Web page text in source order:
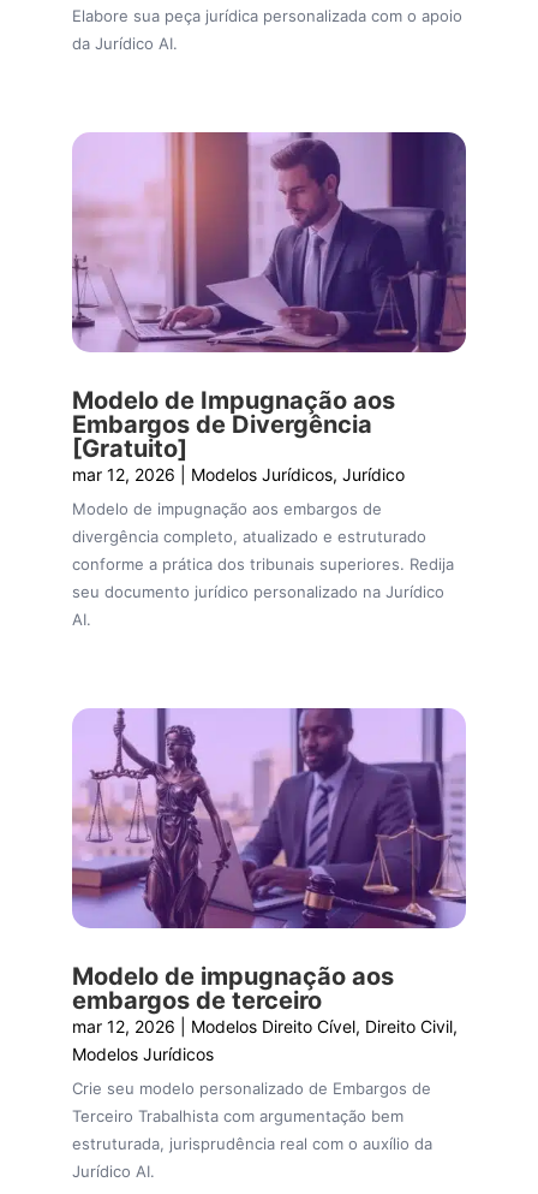
Elabore sua peça jurídica personalizada com o apoio
da Jurídico AI.
Modelo de Impugnação aos
Embargos de Divergência
[Gratuito]
mar 12, 2026 Modelos Jurídicos, Jurídico
Modelo de impugnação aos embargos de
divergência completo, atualizado e estruturado
conforme a prática dos tribunais superiores. Redija
seu documento jurídico personalizado na Jurídico
AI.
Modelo de impugnação aos
embargos de terceiro
mar 12, 2026 Modelos Direito Cível, Direito Civil,
Modelos Jurídicos
Crie seu modelo personalizado de Embargos de
Terceiro Trabalhista com argumentação bem
estruturada, jurisprudência real com o auxílio da
Jurídico AI.